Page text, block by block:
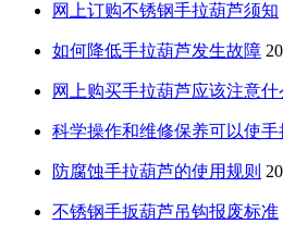
网上订购不锈钢手拉葫芦须知
如何降低手拉葫芦发生故障
网上购买手拉葫芦应该注意什
科学操作和维修保养可以使
防腐蚀手拉葫芦的使用规则
不锈钢手扳葫芦吊钩报废标准